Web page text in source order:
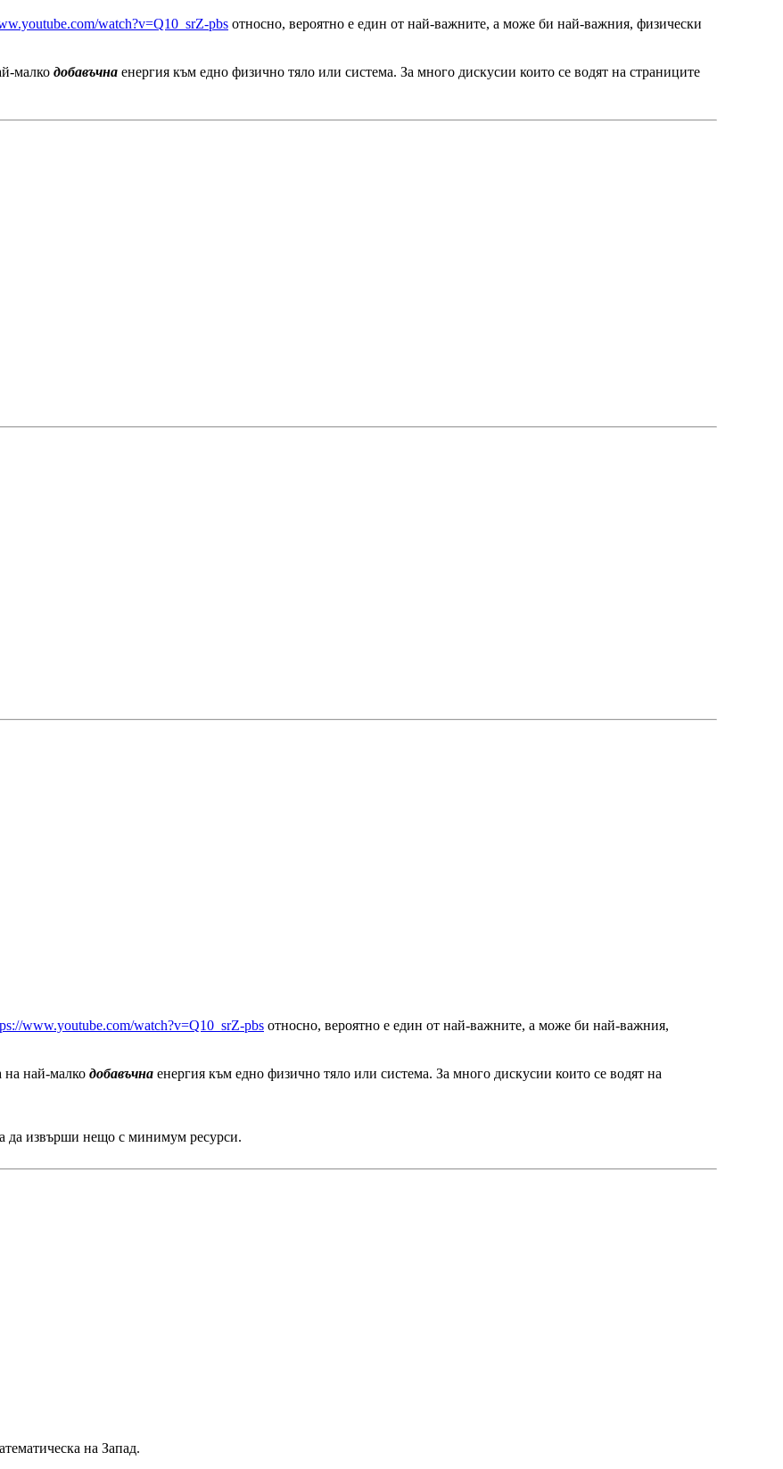
watch?v=Q10_srZ-pbs относно, вероятно е един от най-важните, а може би най-важния, физически
малко добавъчна енергия към едно физично тяло или система. За много дискусии които се водят на страниците
www.youtube.com/watch?v=Q10_srZ-pbs относно, вероятно е един от най-важните, а може би най-важния,
на най-малко добавъчна енергия към едно физично тяло или система. За много дискусии които се водят на
да извърши нещо с минимум ресурси.
на Запад.